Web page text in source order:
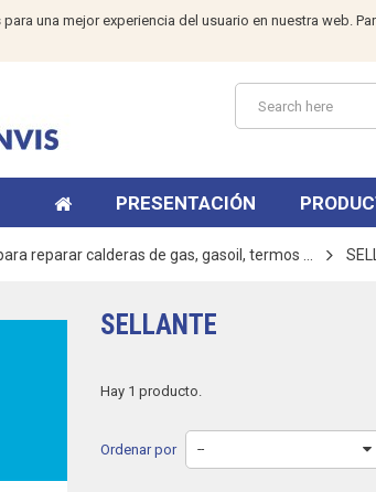
una mejor experiencia del usuario en nuestra web.
PRESENTACIÓN
reparar calderas de gas, gasoil, termos ...
SELLANTE
Hay 1 producto.
Ordenar por --